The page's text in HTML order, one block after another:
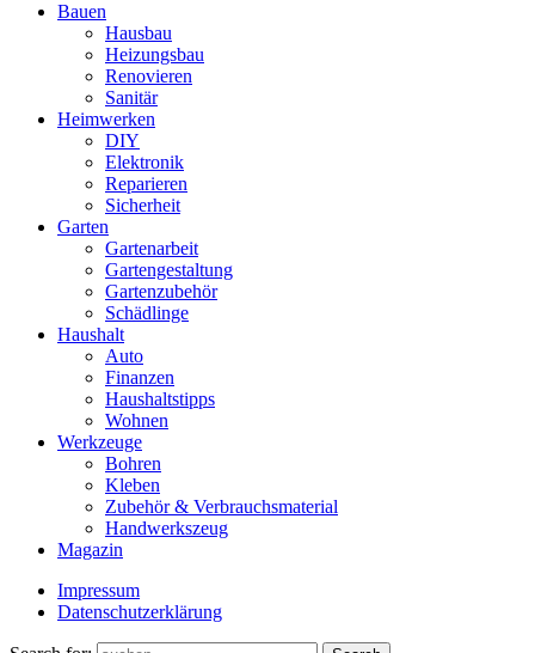
Bauen
Hausbau
Heizungsbau
Renovieren
Sanitär
Heimwerken
DIY
Elektronik
Reparieren
Sicherheit
Garten
Gartenarbeit
Gartengestaltung
Gartenzubehör
Schädlinge
Haushalt
Auto
Finanzen
Haushaltstipps
Wohnen
Werkzeuge
Bohren
Kleben
Zubehör & Verbrauchsmaterial
Handwerkszeug
Magazin
Impressum
Datenschutzerklärung